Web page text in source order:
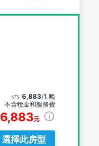
6,883/1 晚
不含稅金和服務費
6,883元
選擇此房型